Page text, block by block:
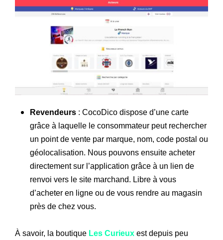
Revendeurs : CocoDico dispose d’une carte
grâce à laquelle le consommateur peut rechercher
un point de vente par marque, nom, code postal ou
géolocalisation. Nous pouvons ensuite acheter
directement sur l’application grâce à un lien de
renvoi vers le site marchand. Libre à vous
d’acheter en ligne ou de vous rendre au magasin
près de chez vous.
À savoir, la boutique Les Curieux est depuis peu